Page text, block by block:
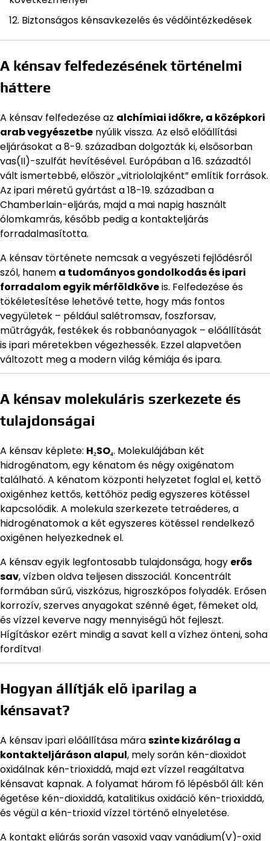
Biztonságos kénsavkezelés és védőintézkedések
A kénsav felfedezésének történelmi
háttere
A kénsav felfedezése az alchímiai időkre, a középkori
arab vegyészetbe nyúlik vissza. Az első előállítási
eljárásokat a 8-9. században dolgozták ki, elsősorban
vas(II)-szulfát hevítésével. Európában a 16. századtól
vált ismertebbé, először „vitriololajként” említik források.
Az ipari méretű gyártást a 18-19. században a
Chamberlain-eljárás, majd a mai napig használt
ólomkamrás, később pedig a kontakteljárás
forradalmasította.
A kénsav története nemcsak a vegyészeti fejlődésről
szól, hanem a tudományos gondolkodás és ipari
forradalom egyik mérföldköveis. Felfedezése és
tökéletesítése lehetővé tette, hogy más fontos
vegyületek – például salétromsav, foszforsav,
műtrágyák, festékek és robbanóanyagok – előállítását
is ipari méretekben végezhessék. Ezzel alapvetően
változott meg a modern világ kémiája és ipara.
A kénsav molekuláris szerkezete és
tulajdonságai
A kénsav képlete: H₂SO₄. Molekulájában két
hidrogénatom, egy kénatom és négy oxigénatom
található. A kénatom központi helyzetet foglal el, kettő
oxigénhez kettős, kettőhöz pedig egyszeres kötéssel
kapcsolódik. A molekula szerkezete tetraéderes, a
hidrogénatomok a két egyszeres kötéssel rendelkező
oxigénen helyezkednek el.
A kénsav egyik legfontosabb tulajdonsága, hogy erős
sav, vízben oldva teljesen disszociál. Koncentrált
formában sűrű, viszkózus, higroszkópos folyadék. Erősen
korrozív, szerves anyagokat szénné éget, fémeket old,
és vízzel keverve nagy mennyiségű hőt fejleszt.
Hígításkor ezért mindig a savat kell a vízhez önteni, soha
fordítva!
Hogyan állítják elő iparilag a
kénsavat?
A kénsav ipari előállítása máraszinte kizárólag a
kontakteljáráson alapul, mely során kén-dioxidot
oxidálnak kén-trioxiddá, majd ezt vízzel reagáltatva
kénsavat kapnak. A folyamat három fő lépésből áll: kén
égetése kén-dioxiddá, katalitikus oxidáció kén-trioxiddá,
és végül a kén-trioxid vízzel történő elnyeletése.
A kontakt eljárás során vasoxid vagy vanádium(V)-oxid